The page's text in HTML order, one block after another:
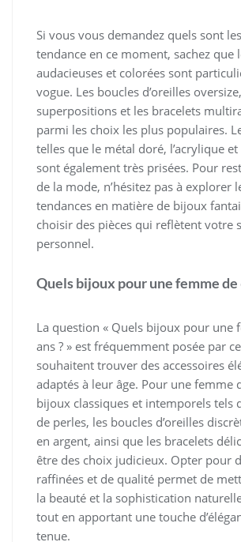
Si vous vous demandez quels sont
tendance en ce moment, sachez que
audacieuses et colorées sont
vogue. Les boucles d’oreilles
superpositions et les bracelets
parmi les choix les plus populaires.
telles que le métal doré, l’acrylique
sont également très prisées. Pour
de la mode, n’hésitez pas à explorer
tendances en matière de bijoux
choisir des pièces qui reflètent votre
personnel.
Quels bijoux pour une femme de
La question « Quels bijoux pour une
ans ? » est fréquemment posée par
souhaitent trouver des accessoires
adaptés à leur âge. Pour une femme
bijoux classiques et intemporels tels
de perles, les boucles d’oreilles
en argent, ainsi que les bracelets
être des choix judicieux. Opter pour
raffinées et de qualité permet de
la beauté et la sophistication
tout en apportant une touche
tenue.